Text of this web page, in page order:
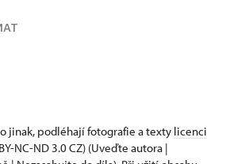
jinak, podléhají fotografie a texty licenci
NC-ND 3.0 CZ) (Uveďte autora |